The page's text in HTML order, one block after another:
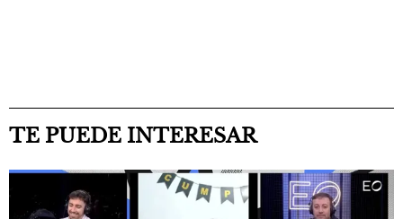
TE PUEDE INTERESAR